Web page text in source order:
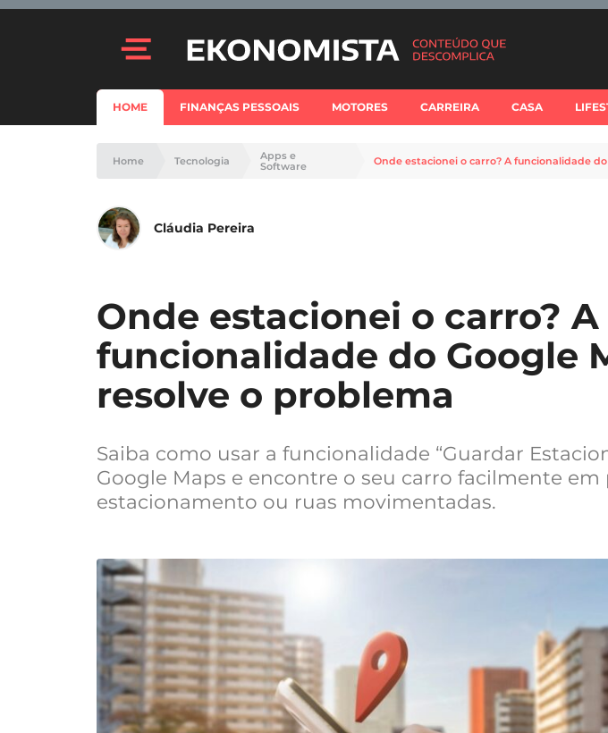
HOME FINANÇAS PESSOAIS MOTORES CARREIRA CASA
Home Tecnologia
Apps e
Software
Cláudia Pereira
Onde estacionei o carro? A
funcionalidade do Google
resolve o problema
Saiba como usar a funcionalidade “Guardar
Google Maps e encontre o seu carro facilmente em
estacionamento ou ruas movimentadas.